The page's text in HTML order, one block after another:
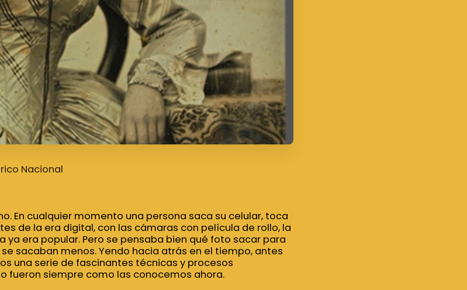
Nacional
En cualquier momento una persona saca su celular, toca
de la era digital, con las cámaras con película de rollo, la
ya era popular. Pero se pensaba bien qué foto sacar para
sacaban menos. Yendo hacia atrás en el tiempo, antes
una serie de fascinantes técnicas y procesos
fueron siempre como las conocemos ahora.